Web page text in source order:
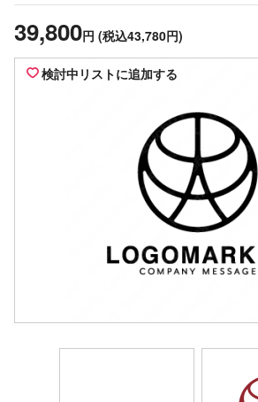
39,800円 (税込43,780円)
検討中リストに追加する